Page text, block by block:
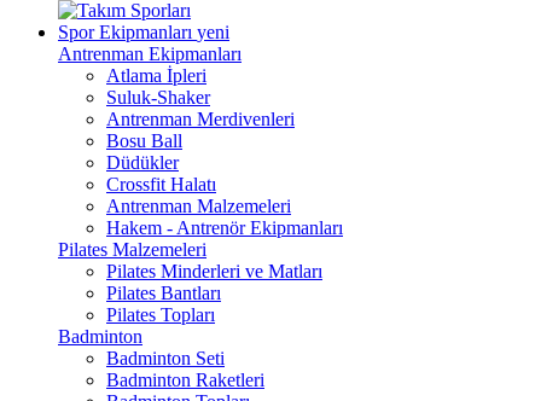
Spor Ekipmanları yeni
Antrenman Ekipmanları
Atlama İpleri
Suluk-Shaker
Antrenman Merdivenleri
Bosu Ball
Düdükler
Crossfit Halatı
Antrenman Malzemeleri
Hakem - Antrenör Ekipmanları
Pilates Malzemeleri
Pilates Minderleri ve Matları
Pilates Bantları
Pilates Topları
Badminton
Badminton Seti
Badminton Raketleri